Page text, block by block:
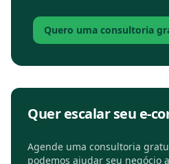
Quero uma consultoria
Quer escalar seu e-
Agende uma consultoria
podemos ajudar seu negócio